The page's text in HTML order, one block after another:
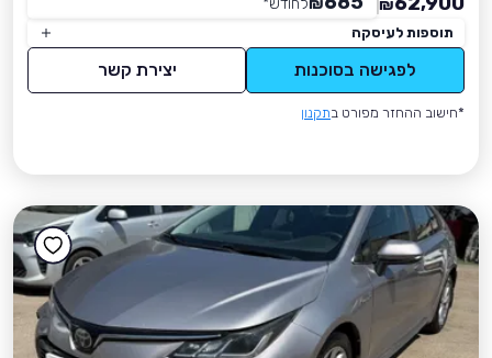
₪
₪לחודש*
תוספות לעיסקה
לפגישה בסוכנות יצירת קשר
*חישוב ההחזר מפורט בתקנון